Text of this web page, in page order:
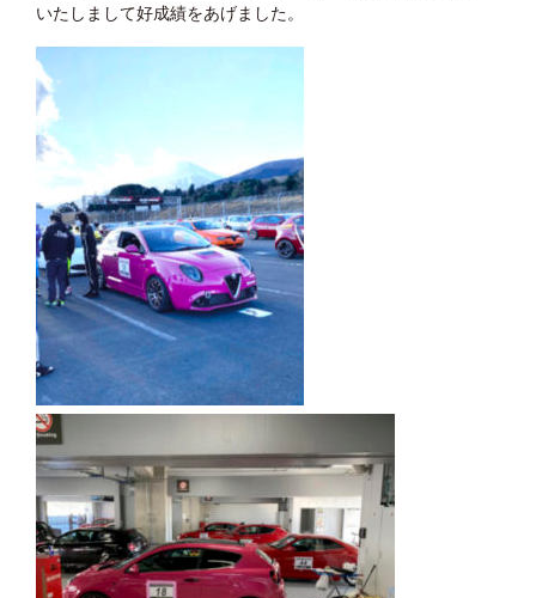
いたしまして好成績をあげました。